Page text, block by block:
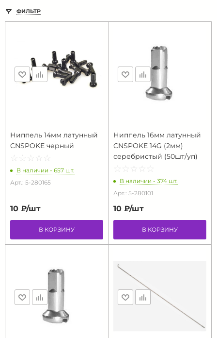
ФИЛЬТР
Ниппель 14мм латунный
CNSPOKE черный
☆ ☆ ☆ ☆ ☆
★ ★ ★ ★ ★
В наличии - 657 шт.
Арт.: 5-280165
10 ₽/шт
В КОРЗИНУ
Ниппель 16мм латунный
CNSPOKE 14G (2мм)
серебристый (50шт/уп)
☆ ☆ ☆ ☆ ☆
★ ★ ★ ★ ★
В наличии - 374 шт.
Арт.: 5-280101
10 ₽/шт
В КОРЗИНУ